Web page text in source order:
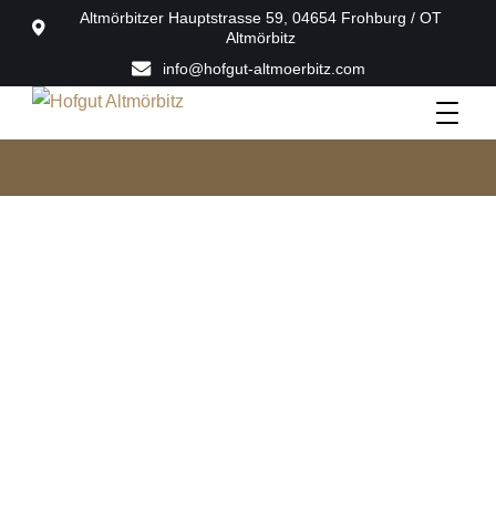
Altmörbitzer Hauptstrasse 59, 04654 Frohburg / OT
Altmörbitz
info@hofgut-altmoerbitz.com
Hofgut Altmörbitz
Kühlschrank